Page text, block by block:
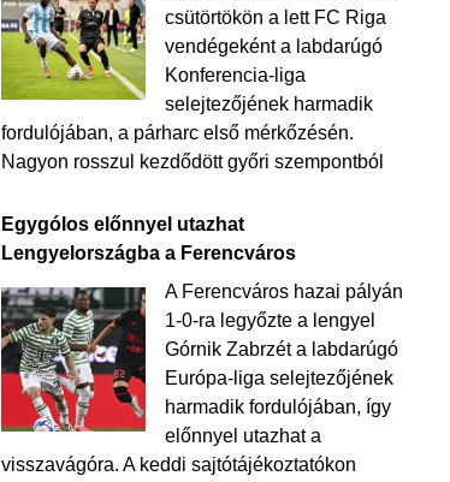
csütörtökön a lett FC Riga
vendégeként a labdarúgó
Konferencia-liga
selejtezőjének harmadik
fordulójában, a párharc első mérkőzésén.
Nagyon rosszul kezdődött győri szempontból
Egygólos előnnyel utazhat
Lengyelországba a Ferencváros
A Ferencváros hazai pályán
1-0-ra legyőzte a lengyel
Górnik Zabrzét a labdarúgó
Európa-liga selejtezőjének
harmadik fordulójában, így
előnnyel utazhat a
visszavágóra. A keddi sajtótájékoztatókon